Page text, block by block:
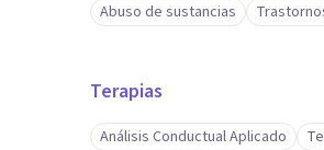
Abuso de sustancias
Terapias
Análisis Conductual Aplicado